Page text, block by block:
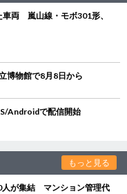
両 嵐山線・モボ301形、
博物館で8月8日から
Androidで配信開始
もっと見る
人が集結 マンション管理代